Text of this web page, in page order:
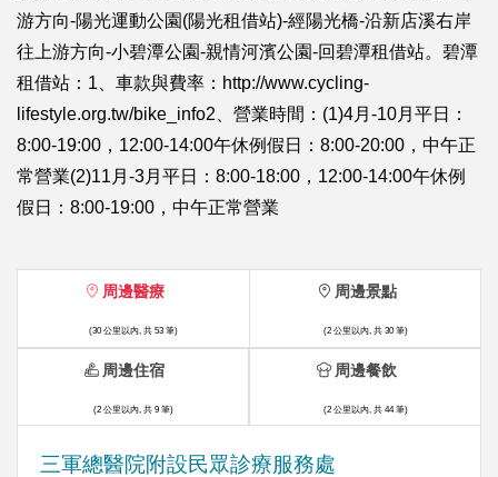
游方向-陽光運動公園(陽光租借站)-經陽光橋-沿新店溪右岸
往上游方向-小碧潭公園-親情河濱公園-回碧潭租借站。碧潭
租借站：1、車款與費率：http://www.cycling-
lifestyle.org.tw/bike_info2、營業時間：(1)4月-10月平日：
8:00-19:00，12:00-14:00午休例假日：8:00-20:00，中午正
常營業(2)11月-3月平日：8:00-18:00，12:00-14:00午休例
假日：8:00-19:00，中午正常營業
周邊醫療
(30 公里以內, 共 53 筆)
三軍總醫院附設民眾診療服務處
周邊景點
(2 公里以內, 共 30 筆)
周邊住宿
(2 公里以內, 共 9 筆)
周邊餐飲
(2 公里以內, 共 44 筆)